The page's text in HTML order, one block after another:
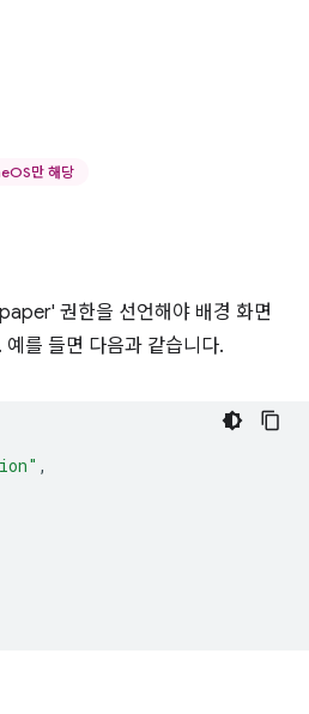
만 해당
권한을 선언해야 배경 화면
를 들면 다음과 같습니다.
,